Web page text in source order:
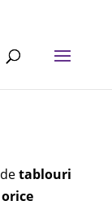
tablouri